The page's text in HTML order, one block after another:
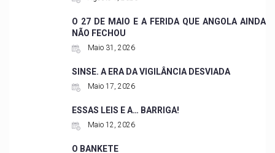
O 27 DE MAIO E A FERIDA QUE ANGOLA AINDA
NÃO FECHOU
Maio 31, 2026
SINSE. A ERA DA VIGILÂNCIA DESVIADA
Maio 17, 2026
ESSAS LEIS E A… BARRIGA!
Maio 12, 2026
O BANKETE